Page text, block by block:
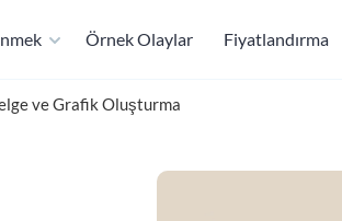
Örnek Olaylar Fiyatlandırma
ve Grafik Oluşturma